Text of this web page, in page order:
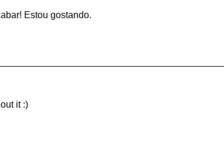
Estou gostando.
it :)